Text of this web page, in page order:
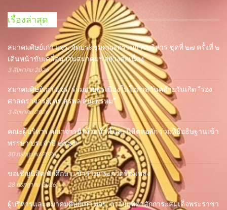
เรื่องล่าสุด
สมาคมศิษย์เก่า มจร. จัดประชุมคณะกรรมการบริหาร ชุดที่ ๒๗ ครั้งที่ ๒
เดินหน้าขับเคลื่อนงานสมาคมฯ อย่างต่อเนื่อง
3 สิงหาคม 2026
สมาคมศิษย์เก่า มจร. ร่วมอวยพรเนื่องในโอกาสวันคล้ายวันเกิด “รอง
ศาสตราจารย์, ดร.สุรพล สุยะพรหม”
3 สิงหาคม 2026
คณะผู้บริหาร คณาจารย์ เจ้าหน้าที่ และนิสิตหอพัก ร่วมพิธีอธิษฐานเข้า
พรรษา ประจำปี ๒๕๖๙
30 กรกฎาคม 2026
ขอเชิญนิสิต นักศึกษา เข้าร่วมประกวดร้องเพลง
28 กรกฎาคม 2026
ผู้บริหารและสมาคมศิษย์เก่า มจร. ถวายมุทิตาสักการะสมเด็จพระราชา